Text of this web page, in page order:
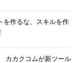
を作るな、スキルを作
カカクコムが新ツール